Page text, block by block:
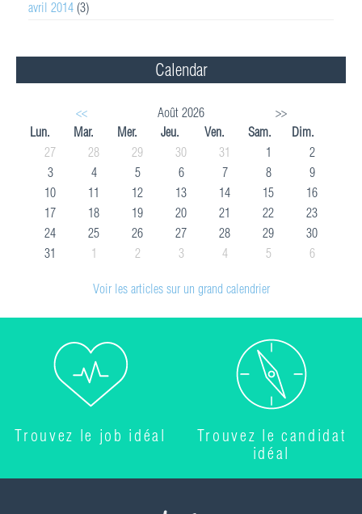
avril 2014 (3)
Calendar
<< Août 2026
>>
Lun.
Mar. Mer. Jeu. Ven. Sam.
Dim.
27
28 29 30 31 1
2
3
4 5 6 7 8
9
10
11 12 13 14 15
16
17
18 19 20 21 22
23
24
25 26 27 28 29
30
31
1 2 3 4 5 6
Voir les articles sur un grand calendrier
Trouvez le job idéal
Trouvez le candidat
idéal